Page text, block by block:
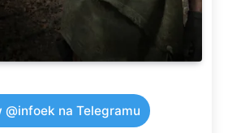
@infoek na Telegramu